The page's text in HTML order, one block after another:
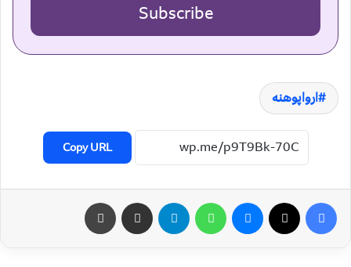
Subscribe
ارواپوهنه
Copy URL